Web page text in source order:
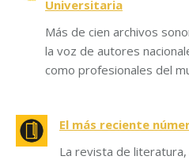
Universitaria
Más de cien archivos
la voz de autores
como profesionales del
El más reciente
La revista de